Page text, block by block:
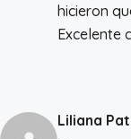
hicieron
Excelente
Liliana